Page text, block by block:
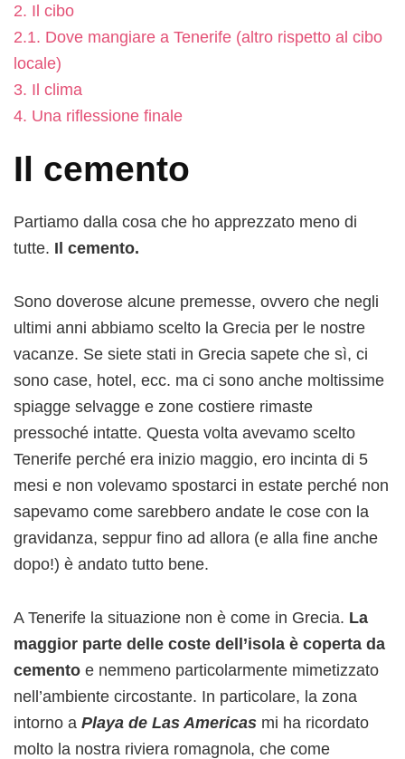
2. Il cibo
2.1. Dove mangiare a Tenerife (altro rispetto al cibo
locale)
3. Il clima
4. Una riflessione finale
Il cemento
Partiamo dalla cosa che ho apprezzato meno di
tutte. Il cemento.
Sono doverose alcune premesse, ovvero che negli
ultimi anni abbiamo scelto la Grecia per le nostre
vacanze. Se siete stati in Grecia sapete che sì, ci
sono case, hotel, ecc. ma ci sono anche moltissime
spiagge selvagge e zone costiere rimaste
pressoché intatte. Questa volta avevamo scelto
Tenerife perché era inizio maggio, ero incinta di 5
mesi e non volevamo spostarci in estate perché non
sapevamo come sarebbero andate le cose con la
gravidanza, seppur fino ad allora (e alla fine anche
dopo!) è andato tutto bene.
A Tenerife la situazione non è come in Grecia. La
maggior parte delle coste dell’isola è coperta da
cemento e nemmeno particolarmente mimetizzato
nell’ambiente circostante. In particolare, la zona
intorno a Playa de Las Americas mi ha ricordato
molto la nostra riviera romagnola, che come